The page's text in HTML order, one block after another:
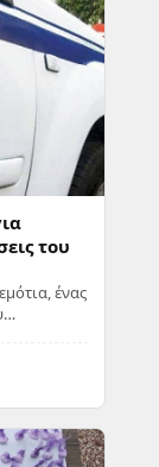
του
ένας